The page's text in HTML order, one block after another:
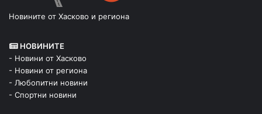
Новините от Хасково и региона
НОВИНИТЕ
- Новини от Хасково
- Новини от региона
- Любопитни новини
- Спортни новини